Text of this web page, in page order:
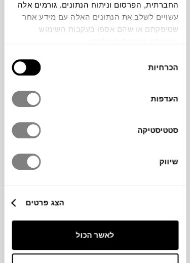
החברתית, הפרסום וניתוח הנתונים. גורמים אלה
עשויים לשלב את הנתונים האלה עם מידע אחר
שסיפקתם או שהם אספו בעקבות השימוש
הסכמה
הכרחיות
העדפות
סטטיסטיקה
שיווק
הצג פרטים
לאשר הכול
קופסאות אחסון קטנה ועמוקה STORE&MORE
BIO של המותג האיטלקי
GUZZINI . עשויה
מביו-פלסטיק מתכלה וידידותי לסביבה. צורתה
הקופסאות ניתנת לערימה ובעלת אטימות
לשיטת האיטום המיוחדת. מתאימות להקפאה
וקירור מזון, חימום במיקרו ללא הסרת המכסה